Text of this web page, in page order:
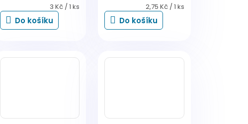
Měrná
cena:
3 Kč / 1 ks
Do košíku
Měrná
cena:
2,75 Kč / 1 ks
Do košíku